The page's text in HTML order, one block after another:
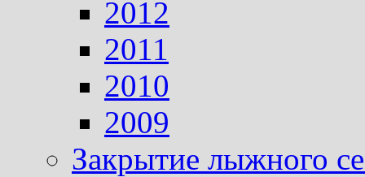
2012
2011
2010
2009
Закрытие лыжного